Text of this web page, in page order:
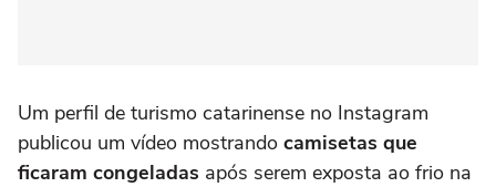
Um perfil de turismo catarinense no Instagram
publicou um vídeo mostrando camisetas que
ficaram congeladas após serem exposta ao frio na